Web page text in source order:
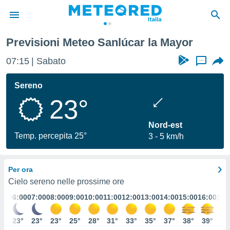
di
per
le
di
le
Previsioni Meteo Sanlúcar la Mayor
07:15 Sabato ...
Sereno
23°
Temp. percepita 25°
Nord-est
3
5 km/h
Per ora
Cielo sereno nelle prossime ore
06:00
23°
07:00
23°
08:00
23°
09:00
25°
10:00
28°
11:00
31°
12:00
33°
13:00
35°
14:00
37°
15:00
38°
16:00
39°